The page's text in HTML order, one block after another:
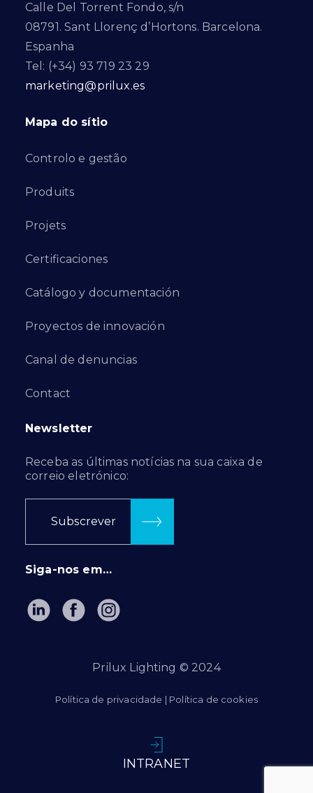
Calle Del Torrent Fondo, s/n
08791. Sant Llorenç d’Hortons. Barcelona.
Espanha
Tel: (+34) 93 719 23 29
marketing@prilux.es
Mapa do sítio
Controlo e gestão
Produits
Projets
Certificaciones
Catálogo y documentación
Proyectos de innovación
Canal de denuncias
Contact
Newsletter
Receba as últimas notícias na sua caixa de
correio eletrónico:
Subscrever
Siga-nos em…
Prilux Lighting © 2024
Política de privacidade | Política de cookies
INTRANET